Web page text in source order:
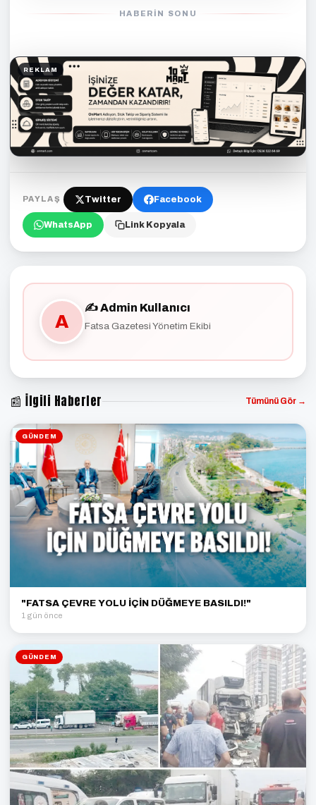
HABERIN SONU
REKLAM
PAYLAŞ Twitter Facebook
WhatsApp Link Kopyala
A
✍️ Admin Kullanıcı
Fatsa Gazetesi Yönetim Ekibi
📰 İlgili Haberler Tümünü Gör →
GÜNDEM
"FATSA ÇEVRE YOLU İÇİN DÜĞMEYE BASILDI!"
1 gün önce
GÜNDEM